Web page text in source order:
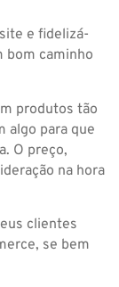
e fidelizá-
bom caminho
produtos tão
algo para que
O preço,
na hora
clientes
se bem